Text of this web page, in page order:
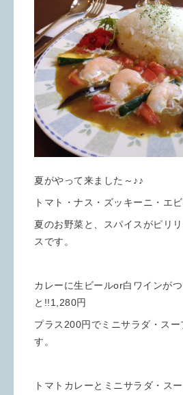
夏がやって来ました～♪♪
トマト・ナス・ズッキーニ・エビ
夏のお野菜と、スパイスがピリ
スです。
カレーに生ビールor白ワインが
と!!1,280円
プラス200円でミニサラダ・スー
す。
トマトカレーとミニサラダ・ス